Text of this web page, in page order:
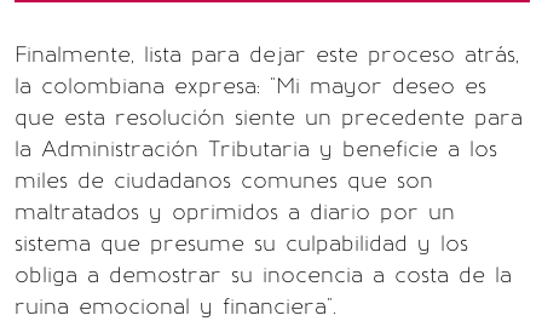
Finalmente, lista para dejar este proceso atrás,
la colombiana expresa: "Mi mayor deseo es
que esta resolución siente un precedente para
la Administración Tributaria y beneficie a los
miles de ciudadanos comunes que son
maltratados y oprimidos a diario por un
sistema que presume su culpabilidad y los
obliga a demostrar su inocencia a costa de la
ruina emocional y financiera".